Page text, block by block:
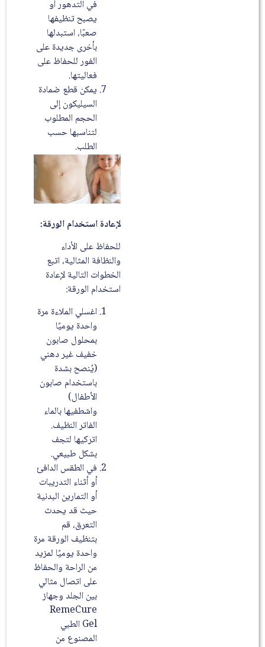
في التدهور أو
يصبح تنظيفها
صعبًا، استبدلها
بأخرى جديدة على
الفور للحفاظ على
فعاليتها.
يمكن قطع ضمادة
السيليكون إلى
الحجم المطلوب
لتناسبها حسب
الطلب.
لإعادة استخدام الورقة:
للحفاظ على الأداء
والنظافة المثالية، اتبع
الخطوات التالية لإعادة
استخدام الورقة:
اغسلي الملاءة مرة
واحدة يوميًا
بمحلول صابون
خفيف غير دهني
(يُنصح بشدة
باستخدام صابون
الأطفال)
واشطفيها بالماء
الفاتر النظيف.
اتركيها لتجف
بشكل طبيعي.
في الطقس الدافئ
أو أثناء التدريبات
أو التمارين البدنية
حيث قد يحدث
التعرق، قم
بتنظيف الورقة مرة
واحدة يوميًا لمزيد
من الراحة والحفاظ
على اتصال مثالي
بين الجلد وجهاز
RemeCure
Gel الطبي
المصنوع من